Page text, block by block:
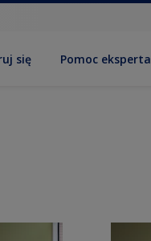
się Pomoc eksperta